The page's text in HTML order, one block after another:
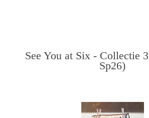
See You at Six - Collectie
Sp26)